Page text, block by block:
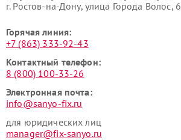
г. Ростов-на-Дону, улица Города Волос, 6
Горячая линия:
+7 (863) 333-92-43
Контактный телефон:
8 (800) 100-33-26
Электронная почта:
info@sanyo-fix.ru
для юридических лиц
manager@fix-sanyo.ru